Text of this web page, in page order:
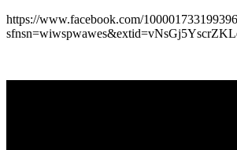
https://www.facebook.com/